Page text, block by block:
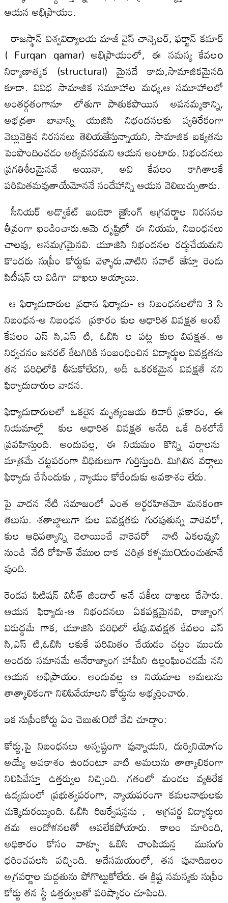
ఆయన అభిప్రాయం.
రాజస్థాన్ విశ్వవిద్యాలయ మాజీ వైస్ చాన్సెలర్, ఫర్ఖాన్ కమార్
( Furqan qamar) అభిప్రాయంలో, ఈ సమస్య కేవలo
నిర్మాణాత్మక (structural) మైనదే కాదు,సామాజికమైనది
కూడా. వివిధ సామాజిక సమూహాల మధ్య,ఆ సమూహాలలో
అంతర్గతంగానూ లోతుగా పాతుకపొయిన అపనమ్మకాన్ని,
అభద్రతా బావాన్ని యుజిసి నిభందనలకు వ్యతిరేకంగా
వెల్లువెత్తిన నిరసనలు తెలియజేస్తున్నాయని, సామాజిక ఐక్యతను
పెంపొందించడం అత్యవసరమని ఆయన అంటారు. నిభందనలు
ప్రగతిశీలమైనవే అయినా, అవి కేవలం కాగితాలకే
పరిమితమవుతాయేమోననే సందేహాన్ని ఆయన వెలిబుచ్చుతారు.
సీనియర్ అడ్వొకేట్ ఇందిరా జైసింగ్ అగ్రవర్ణాల నిరసనల
తీవ్రంగా ఖండించారు.ఆమె దృష్టిలో ఈ నియమ, నిబంధ‌న‌లు
చాలవు, అసమగ్రమైనవి. యూజిసి నిభందనల రద్దుచేయమని
కొందరు సుప్రీం కోర్టుకు వెళ్ళారు.వాటిని సవాల్ జేస్తూ రెండు
పిటీషన్ లు విడిగా దాఖలు అయ్యాయి.
ఆ ఫిర్యాదుదారుల ప్రధాన ఫిర్యాదు- ఆ నిబంధ‌నలలోని 3 సి
నిబంధ‌న-ఆ నిబంధ‌న ప్రకారం కుల ఆధారిత వివక్షత అంటే
కేవలం ఎస్ సి,ఎస్ టి, ఓబిసి ల పట్ల కుల వివక్షత. ఆ
నిర్వచనం జనరల్ కేటగిరికి సంబంధించిన విద్యార్థుల వివ‌క్ష‌తను
తన పరిధిలోకి తీసుకోలేదని, అదీ ఒకరకమైన వివక్షతే నని
ఫిర్యాదుదారుల వాదన.
ఫిర్యాదుదారులలో ఒకరైన మృత్యంజయ తివారీ ప్రకారం, ఈ
నియమాల్లో కుల ఆధారిత వివక్షత అనేది ఒకే దిశలోనే
ప్రవహిస్తుంది. అందువల్ల, ఈ నియమం కొన్ని వర్గాలను
మాత్రమే చట్టపరంగా బిధితులుగా గుర్తిస్తుంది. మిగిలిన వర్గాలు
ఫిర్యాదు చేసేందుకు , న్యాయం కోరేందుకు అవకాశం లేదు.
పై వాదన నేటి సమాజంలో ఎంత అర్థరహితమో మనకంతా
తెలుసు. శతాబ్దాలుగా కుల వివక్షతకు గురవుతున్న వారెవరో,
కుల ఆధిపత్యాన్ని చెలాయించే వారెవరో నాటి ఏకలవ్యుని
నుండి నేటి రోహిత్ వేముల దాక చరిత్ర కళ్ళముOదుంచుతూనే
వుంది.
రెండవ పిటిషన్ వినీత్ జిందాల్ అనే వకీలు దాఖలు చేసారు.
ఆయన ఫిర్యాదు-ఆ నిభందనలు ఏకపక్షమైనవి, రాజ్యాంగ
విరుద్ధమే గాక, యూజిసి పరిధిలో లేవు.వివక్షత కేవలం ఎస్
సి,ఎస్ టి,ఓబిసి లకుకే పరిమితం చేయడం చట్టం ముందు
అందరు సమానమే అనేరాజ్యాంగ హామీని ఉల్లంఘించడమే నని
ఆయన అభిప్రాయం. అందువల్ల ఆ నియమాల అమలును
తాత్కాలికంగా నిలిపివేయాలని కోర్టును అభ్యర్తించారు.
ఇక సుప్రీంకోర్టు ఏం చెబుతుOదో వేచి చూద్దాం:
కోర్టు,పై నిబంధ‌న‌లు అస్ఫష్టంగా వున్నాయని, దుర్వినియోగం
అయ్యే అవకాశం ఉందంటూ వాటి అమలును తాత్కాలికంగా
నిలిపివేస్తూ ఉత్తర్వుల నిచ్చింది. గతంలో మండల వ్యతిరేక
ఉద్యమంలో ప్రభుత్వపరంగా, న్యాయపరంగా కమలనాథులకు
చుక్కెదురయ్యింది. ఓబిసి రిజర్వేషన్లను , అగ్రవర్ణ విద్యార్థులు
తమ ఆందోళనలతో ఆపలేకపోయారు. కాలం మారింది,
అధికారం కోసం వాళ్ళూ ఓబిసి చాంపియన్ల ముసుగు
ధరించవలసి వచ్చింది. అదేసమయంలో, తన పునాదిబలం
అగ్రవర్ణాల మద్దతును పోగొట్టుకోలేదు. ఈ క్లిష్ట సమస్యకు సుప్రీం
కోర్టు తన స్టే ఉత్తర్వులతో పరిష్కారం చూపింది.